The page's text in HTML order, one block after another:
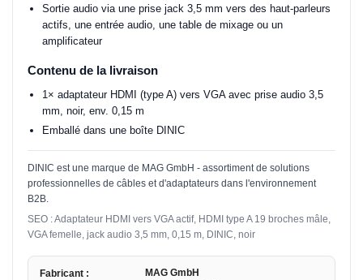
Sortie audio via une prise jack 3,5 mm vers des haut-parleurs
actifs, une entrée audio, une table de mixage ou un
amplificateur
Contenu de la livraison
1× adaptateur HDMI (type A) vers VGA avec prise audio 3,5
mm, noir, env. 0,15 m
Emballé dans une boîte DINIC
DINIC est une marque de MAG GmbH - assortiment de solutions
professionnelles de câbles et d'adaptateurs dans l'environnement
B2B.
SEO : Adaptateur HDMI vers VGA actif, HDMI type A 19 broches mâle,
VGA femelle, jack audio 3,5 mm, 0,15 m, DINIC, noir
Fabricant :
MAG GmbH